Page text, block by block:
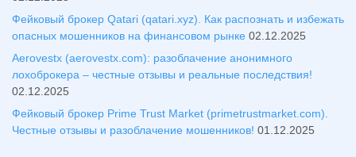
Фейковый брокер Qatari (qatari.xyz). Как распознать и избежать
опасных мошенников на финансовом рынке 02.12.2025
Aerovestx (aerovestx.com): разоблачение анонимного
лохоброкера – честные отзывы и реальные последствия!
02.12.2025
Фейковый брокер Prime Trust Market (primetrustmarket.com).
Честные отзывы и разоблачение мошенников! 01.12.2025